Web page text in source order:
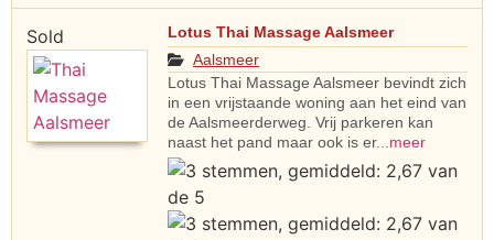
Sold
Lotus Thai Massage Aalsmeer
Aalsmeer
Lotus Thai Massage Aalsmeer bevindt zich
in een vrijstaande woning aan het eind van
de Aalsmeerderweg. Vrij parkeren kan
naast het pand maar ook is er...meer